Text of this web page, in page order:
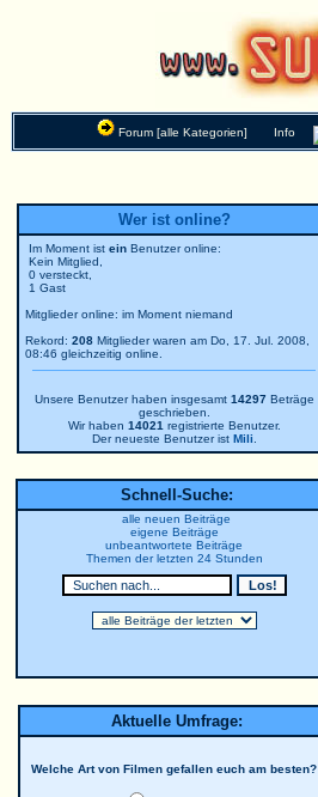
Forum [alle Kategorien] Info
Wer ist online?
Im Moment ist ein Benutzer online:
Kein Mitglied,
0 versteckt,
1 Gast
Mitglieder online: im Moment niemand
Rekord: 208 Mitglieder waren am Do, 17. Jul. 2008,
08:46 gleichzeitig online.
Unsere Benutzer haben insgesamt 14297Beträge
geschrieben.
Wir haben 14021 registrierte Benutzer.
Der neueste Benutzer ist Mili
Schnell-Suche:
alle neuen Beiträge
eigene Beiträge
unbeantwortete Beiträge
Themen der letzten 24 Stunden
Aktuelle Umfrage:
Welche Art von Filmen gefallen euch am besten?